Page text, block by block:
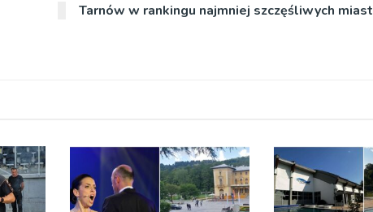
Tarnów w rankingu najmniej szczęśliwych miast